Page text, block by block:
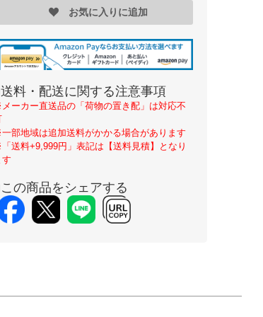
お気に入りに追加
料・配送に関する注意事項
ーカー直送品の「荷物の置き配」は対応不
部地域は追加送料がかかる場合があります
送料+9,999円」表記は【送料見積】となり
す
の商品をシェアする